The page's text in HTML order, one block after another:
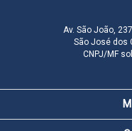
Av. São João,
São José dos
CNPJ/MF